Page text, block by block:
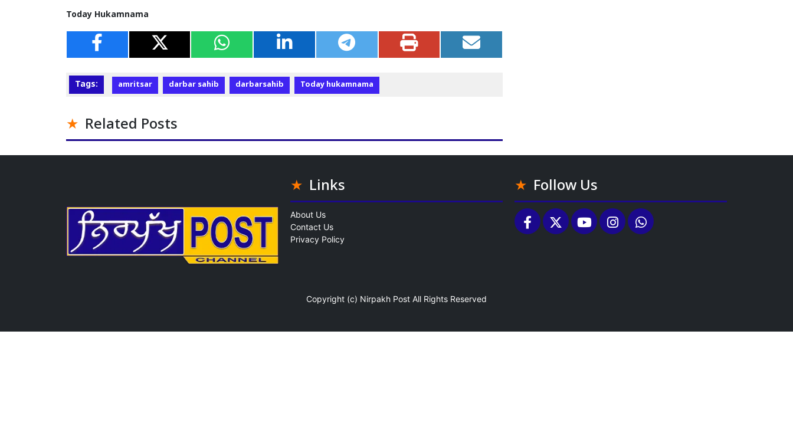
Today Hukamnama
Tags: amritsar darbar sahib darbarsahib Today hukamnama
Related Posts
Links
About Us
Contact Us
Privacy Policy
Follow Us
Copyright (c) Nirpakh Post All Rights Reserved